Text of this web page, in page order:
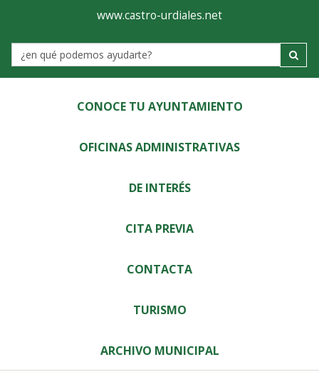
Ayuntamiento
de
Castro-
Urdiales
www.castro-urdiales.net
Label
CONOCE TU AYUNTAMIENTO
OFICINAS ADMINISTRATIVAS
DE INTERÉS
CITA PREVIA
CONTACTA
TURISMO
ARCHIVO MUNICIPAL